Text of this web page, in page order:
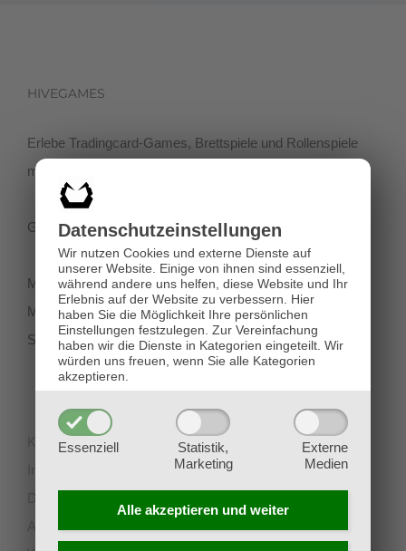
Datenschutz­einstellungen
Wir nutzen Cookies und externe Dienste auf
unserer Website. Einige von ihnen sind essenziell,
während andere uns helfen, diese Website und Ihr
Erlebnis auf der Website zu verbessern. Hier
haben Sie die Möglichkeit Ihre persönlichen
Einstellungen festzulegen. Zur Vereinfachung
haben wir die Dienste in Kategorien eingeteilt. Wir
würden uns freuen, wenn Sie alle Kategorien
akzeptieren.
Essenziell
Statistik,
Marketing
Externe
Medien
Alle akzeptieren und weiter
HIVEGAMES
Erlebe Tradingcard-Games, Brettspiele und Rollenspiele
mit einer netten Community in der Klagenfurter Innenstadt!
Getreidegasse 3, 9020 Klagenfurt
Montag-Dienstag 11:00 - 18:00
Mittwoch-Freitag 11:00-19:00
Samstag 12:00 - 18:00
Kontakt